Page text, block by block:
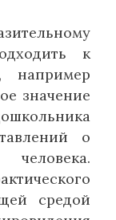
к
например
значение
о
средой